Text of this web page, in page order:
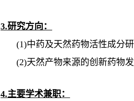
3.研究方向：
(1)中药及天然药物活性成分
(2)天然产物来源的创新药物
4.主要学术兼职：